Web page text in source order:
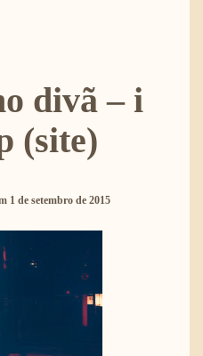
divã – i
(site)
1 de setembro de 2015